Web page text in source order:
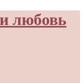
любовь